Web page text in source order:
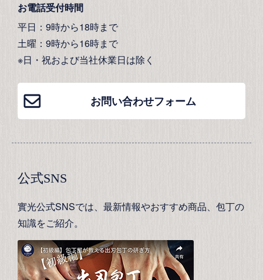
お電話受付時間
平日：9時から18時まで
土曜：9時から16時まで
※日・祝および当社休業日は除く
お問い合わせフォーム
公式SNS
實光公式SNSでは、最新情報やおすすめ商品、包丁の
知識をご紹介。